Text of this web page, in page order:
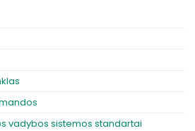
vadybos sistemos standartai